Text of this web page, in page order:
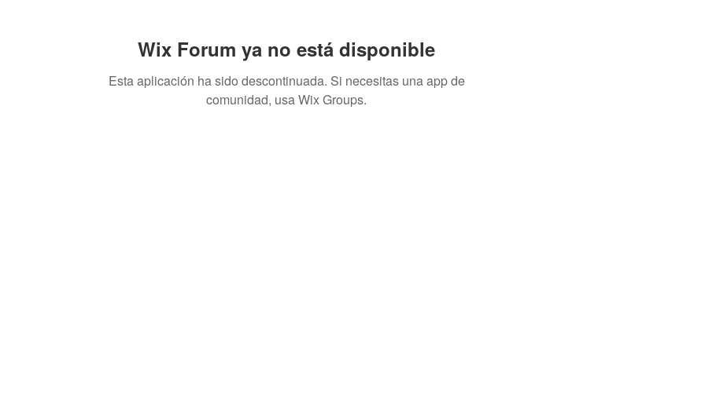
Wix Forum ya no está disponible
Esta aplicación ha sido descontinuada. Si necesitas una app de
comunidad, usa Wix Groups.